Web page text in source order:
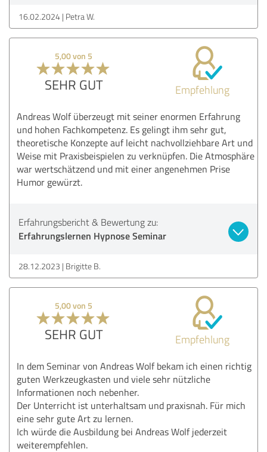
16.02.2024 Petra W.
5,00 von 5
SEHR GUT Empfehlung
Andreas Wolf überzeugt mit seiner enormen Erfahrung
und hohen Fachkompetenz. Es gelingt ihm sehr gut,
theoretische Konzepte auf leicht nachvollziehbare Art und
Weise mit Praxisbeispielen zu verknüpfen. Die Atmosphäre
war wertschätzend und mit einer angenehmen Prise
Humor gewürzt.
Erfahrungsbericht & Bewertung zu:
Erfahrungslernen Hypnose Seminar
28.12.2023 Brigitte B.
5,00 von 5
SEHR GUT Empfehlung
In dem Seminar von Andreas Wolf bekam ich einen richtig
guten Werkzeugkasten und viele sehr nützliche
Informationen noch nebenher.
Der Unterricht ist unterhaltsam und praxisnah. Für mich
eine sehr gute Art zu lernen.
Ich würde die Ausbildung bei Andreas Wolf jederzeit
weiterempfehlen.